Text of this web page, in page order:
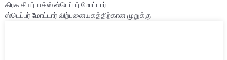
கிரக கியர்பாக்ஸ் ஸ்டெப்பர் மோட்டார்
ஸ்டெப்பர் மோட்டார் விற்பனையகத்திற்கான முறுக்கு